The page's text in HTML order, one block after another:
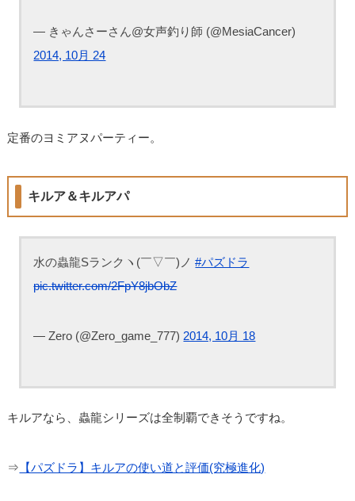
— きゃんさーさん@女声釣り師 (@MesiaCancer)
2014, 10月 24
定番のヨミアヌパーティー。
キルア＆キルアパ
水の蟲龍Sランクヽ(￣▽￣)ノ#パズドラ
pic.twitter.com/2FpY8jbObZ
— Zero (@Zero_game_777) 2014, 10月 18
キルアなら、蟲龍シリーズは全制覇できそうですね。
⇒ 【パズドラ】キルアの使い道と評価(究極進化)